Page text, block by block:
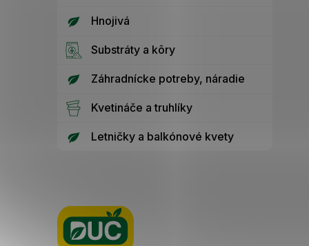
Hnojivá
Substráty a kôry
Záhradnícke potreby, náradie
Kvetináče a truhlíky
Letničky a balkónové kvety